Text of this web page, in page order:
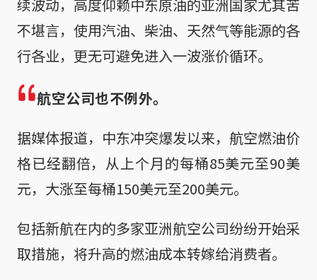
续波动，高度仰赖中东原油的亚洲国家尤其苦
不堪言，使用汽油、柴油、天然气等能源的各
行各业，更无可避免进入一波涨价循环。
航空公司也不例外。
据媒体报道，中东冲突爆发以来，航空燃油价
格已经翻倍，从上个月的每桶85美元至90美
元，大涨至每桶150美元至200美元。
包括新航在内的多家亚洲航空公司纷纷开始采
取措施，将升高的燃油成本转嫁给消费者。